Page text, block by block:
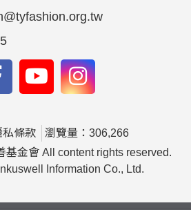
私條款
瀏覽量：306,266
基金會 All content rights reserved.
Information Co., Ltd.